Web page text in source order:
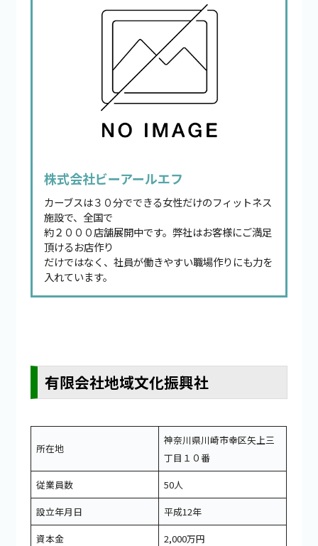
株式会社ビーアールエフ
カーブスは３０分でできる女性だけのフィットネス
施設で、全国で
約２０００店舗展開中です。弊社はお客様にご満足
頂けるお店作り
だけではなく、社員が働きやすい職場作りにも力を
入れています。
有限会社地域文化振興社
所在地
神奈川県川崎市幸区矢上三
丁目１０番
従業員数
50人
設立年月日
平成12年
資本金
2,000万円